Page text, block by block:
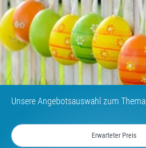
Unsere Angebotsauswahl zum Thema